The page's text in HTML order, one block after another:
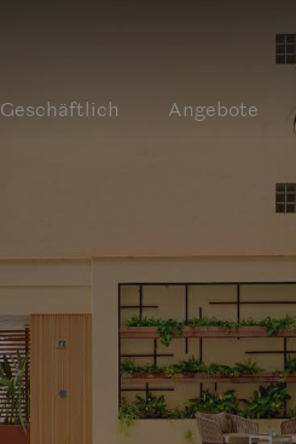
Geschäftlich Angebote